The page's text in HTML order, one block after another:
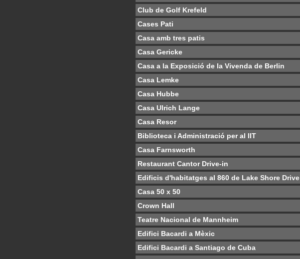
Club de Golf Krefeld
Cases Pati
Casa amb tres patis
Casa Gericke
Casa a la Exposició de la Vivenda de Berlin
Casa Lemke
Casa Hubbe
Casa Ulrich Lange
Casa Resor
Biblioteca i Administració per al IIT
Casa Farnsworth
Restaurant Cantor Drive-in
Edificis d'habitatges al 860 de Lake Shore Drive
Casa 50 x 50
Crown Hall
Teatre Nacional de Mannheim
Edifici Bacardi a Mèxic
Edifici Bacardi a Santiago de Cuba